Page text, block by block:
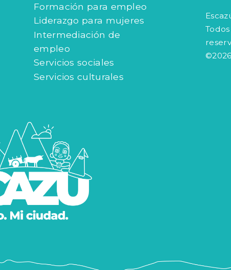
Formación para empleo
Liderazgo para mujeres
Intermediación de
empleo
Servicios sociales
Servicios culturales
©2026